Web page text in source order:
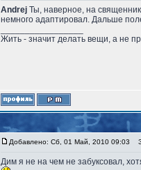
Andrej Ты, наверное, на
немного адаптировал. Дальше
Жить - значит делать вещи, а не
Добавлено: Сб, 01 Май, 2010 09:03
Дим я не на чем не забуксовал,